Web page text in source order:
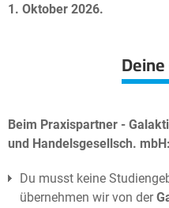
1. Oktober 2026.
Beim Praxispartner -
und Handelsgesellsch. mbH:
Du musst keine
übernehmen wir von der